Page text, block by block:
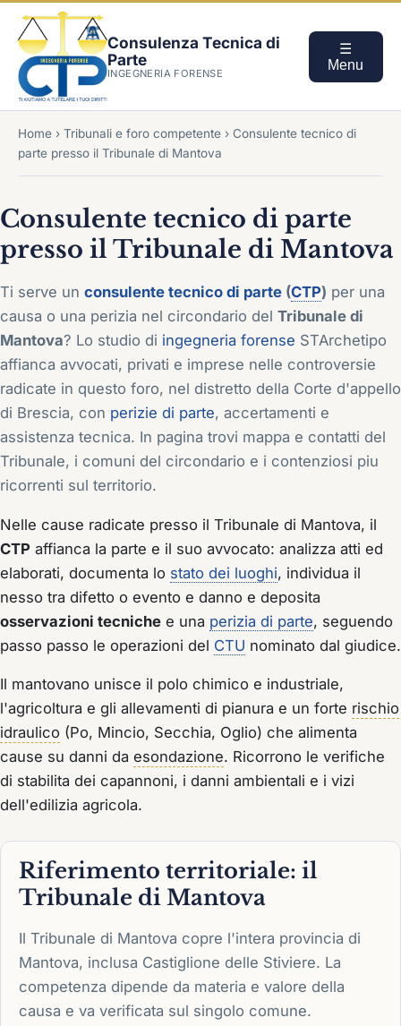
Consulenza Tecnica di
Parte
INGEGNERIA FORENSE
☰
Menu
Home › Tribunali e foro competente › Consulente tecnico di
parte presso il Tribunale di Mantova
Consulente tecnico di parte
presso il Tribunale di Mantova
Ti serve un consulente tecnico di parte (CTP) per una
causa o una perizia nel circondario del Tribunale di
Mantova? Lo studio di ingegneria forense STArchetipo
affianca avvocati, privati e imprese nelle controversie
radicate in questo foro, nel distretto della Corte d'appello
di Brescia, con perizie di parte, accertamenti e
assistenza tecnica. In pagina trovi mappa e contatti del
Tribunale, i comuni del circondario e i contenziosi piu
ricorrenti sul territorio.
Nelle cause radicate presso il Tribunale di Mantova, il
CTP affianca la parte e il suo avvocato: analizza atti ed
elaborati, documenta lo stato dei luoghi, individua il
nesso tra difetto o evento e danno e deposita
osservazioni tecniche e una perizia di parte, seguendo
passo passo le operazioni del CTU nominato dal giudice.
Il mantovano unisce il polo chimico e industriale,
l'agricoltura e gli allevamenti di pianura e un forte rischio
idraulico (Po, Mincio, Secchia, Oglio) che alimenta
cause su danni da esondazione. Ricorrono le verifiche
di stabilita dei capannoni, i danni ambientali e i vizi
dell'edilizia agricola.
Riferimento territoriale: il
Tribunale di Mantova
Il Tribunale di Mantova copre l'intera provincia di
Mantova, inclusa Castiglione delle Stiviere. La
competenza dipende da materia e valore della
causa e va verificata sul singolo comune.